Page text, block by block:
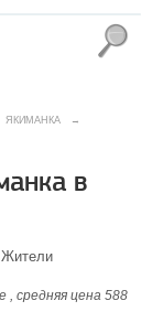
ЯКИМАНКА
→
в
Жители
средняя цена 588